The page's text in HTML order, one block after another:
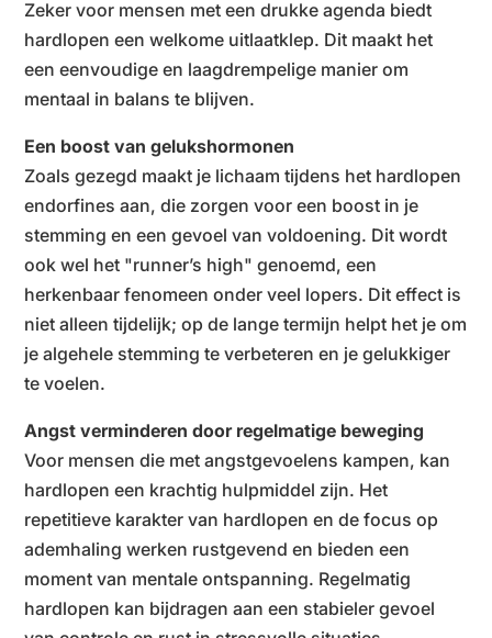
Zeker voor mensen met een drukke agenda biedt
hardlopen een welkome uitlaatklep. Dit maakt het
een eenvoudige en laagdrempelige manier om
mentaal in balans te blijven.
Een boost van gelukshormonen
Zoals gezegd maakt je lichaam tijdens het hardlopen
endorfines aan, die zorgen voor een boost in je
stemming en een gevoel van voldoening. Dit wordt
ook wel het "runner’s high" genoemd, een
herkenbaar fenomeen onder veel lopers. Dit effect is
niet alleen tijdelijk; op de lange termijn helpt het je om
je algehele stemming te verbeteren en je gelukkiger
te voelen.
Angst verminderen door regelmatige beweging
Voor mensen die met angstgevoelens kampen, kan
hardlopen een krachtig hulpmiddel zijn. Het
repetitieve karakter van hardlopen en de focus op
ademhaling werken rustgevend en bieden een
moment van mentale ontspanning. Regelmatig
hardlopen kan bijdragen aan een stabieler gevoel